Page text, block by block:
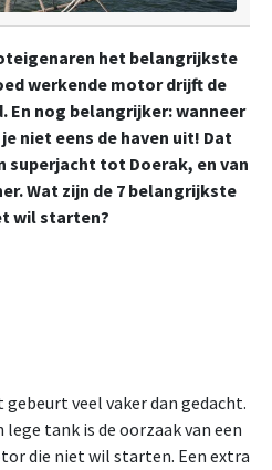
het belangrijkste
werkende motor drijft de
En nog belangrijker: wanneer
niet eens de haven uit! Dat
superjacht tot Doerak, en van
Wat zijn de 7 belangrijkste
wil starten?
gebeurt veel vaker dan gedacht.
lege tank is de oorzaak van een
die niet wil starten. Een extra